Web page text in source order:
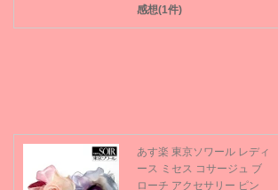
感想(1件)
あす楽 東京ソワール レディ
ース ミセス コサージュ ブ
ローチ アクセサリー ピン